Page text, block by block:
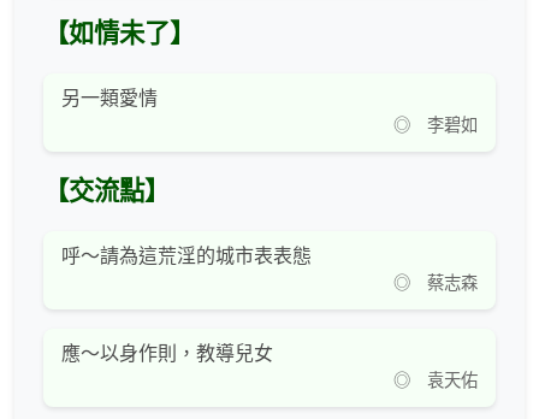
【如情未了】
另一類愛情
◎ 李碧如
【交流點】
呼～請為這荒淫的城市表表態
◎ 蔡志森
應～以身作則，教導兒女
◎ 袁天佑